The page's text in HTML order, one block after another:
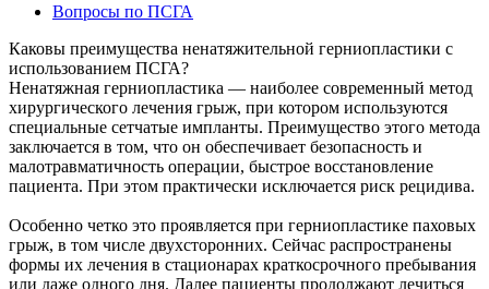
Вопросы по ПСГА
Каковы преимущества ненатяжительной герниопластики с
использованием ПСГА?
Ненатяжная герниопластика — наиболее современный метод
хирургического лечения грыж, при котором используются
специальные сетчатые импланты. Преимущество этого метода
заключается в том, что он обеспечивает безопасность и
малотравматичность операции, быстрое восстановление
пациента. При этом практически исключается риск рецидива.
Особенно четко это проявляется при герниопластике паховых
грыж, в том числе двухсторонних. Сейчас распространены
формы их лечения в стационарах краткосрочного пребывания
или даже одного дня. Далее пациенты продолжают лечиться